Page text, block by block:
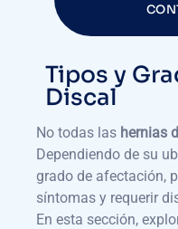
Tipos y
Discal
No todas las hernias
Dependiendo de su
grado de afectación,
síntomas y requerir
En esta sección,